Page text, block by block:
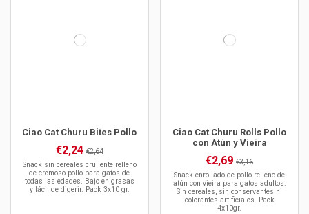
Ciao Cat Churu Bites Pollo
€2,24 €2,64
Snack sin cereales crujiente relleno
de cremoso pollo para gatos de
todas las edades. Bajo en grasas
y fácil de digerir. Pack 3x10 gr.
Ciao Cat Churu Rolls Pollo
con Atún y Vieira
€2,69€3,16
Snack enrollado de pollo relleno de
atún con vieira para gatos adultos.
Sin cereales, sin conservantes ni
colorantes artificiales. Pack
4x10gr.